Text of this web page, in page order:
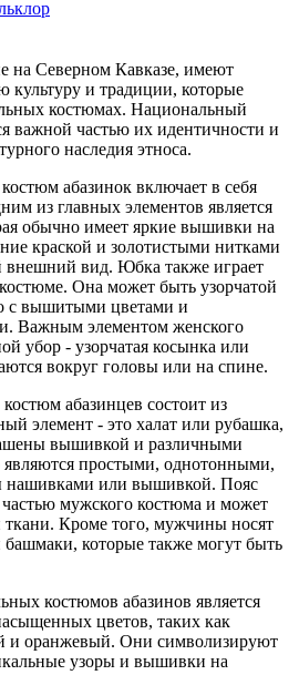
Северном Кавказе, имеют
культуру и традиции, которые
костюмах. Национальный
важной частью их идентичности и
наследия этноса.
абазинок включает в себя
из главных элементов является
обычно имеет яркие вышивки на
краской и золотистыми нитками
внешний вид. Юбка также играет
Она может быть узорчатой
с вышитыми цветами и
Важным элементом женского
убор - узорчатая косынка или
вокруг головы или на спине.
абазинцев состоит из
элемент - это халат или рубашка,
вышивкой и различными
простыми, однотонными,
нашивками или вышивкой. Пояс
частью мужского костюма и может
ткани. Кроме того, мужчины носят
которые также могут быть
костюмов абазинов является
цветов, таких как
и оранжевый. Они символизируют
узоры и вышивки на